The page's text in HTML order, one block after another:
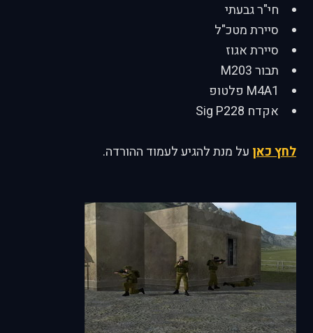
חי"ר גבעתי
סיירת מטכ"ל
סיירת אגוז
תבור M203
M4A1 פלטופ
אקדח Sig P228
לחץ כאן על מנת להגיע לעמוד ההורדה.